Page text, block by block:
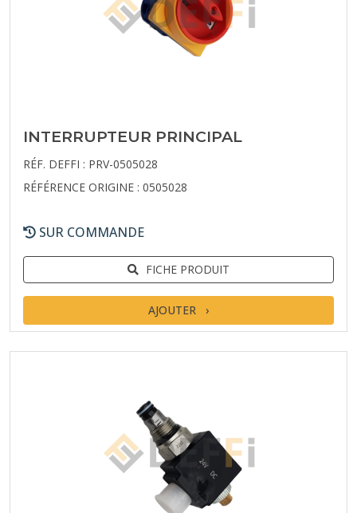
INTERRUPTEUR PRINCIPAL
RÉF. DEFFI : PRV-0505028
RÉFÉRENCE ORIGINE : 0505028
SUR COMMANDE
FICHE PRODUIT
AJOUTER